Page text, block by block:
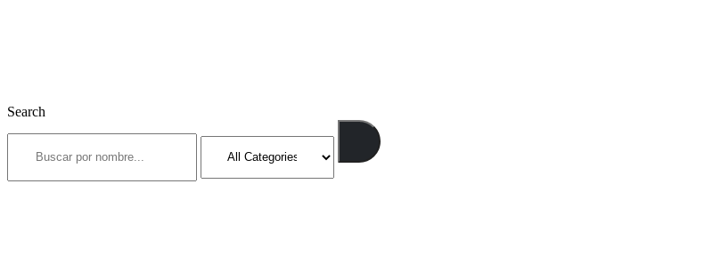
Search